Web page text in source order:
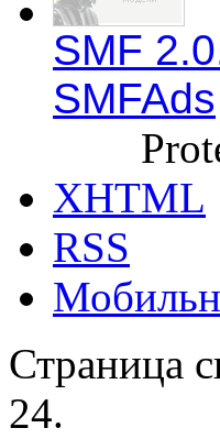
SMF
SMFAds
XHTML
RSS
Страница
24.